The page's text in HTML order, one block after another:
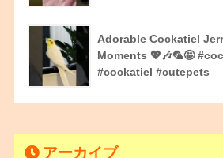
Adorable Cockatiel
Moments 💖🎶🦜🤩
#cockatiel #cutepets
アーカイブ